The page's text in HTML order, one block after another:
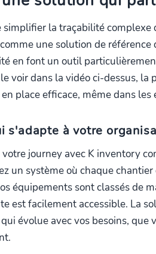
simplifier la traçabilité
une solution de référence
en font un outil
voir dans la vidéo ci-dessus, la
place efficace, même dans les
s'adapte à votre
journey avec K inventory
un système où chaque
équipements sont classés de
est facilement accessible. La
évolue avec vos besoins, que